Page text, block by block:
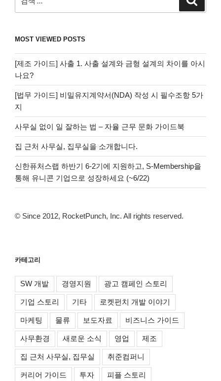
색:
MOST VIEWED POSTS
[제조 가이드] 사출 1. 사출 설계와 금형 설계의 차이를 아시
나요?
[법무 가이드] 비밀유지계약서(NDA) 작성 시 필수조항 5가
지
사무실 없이 일 잘하는 법 – 자율 근무 문화 가이드북
집 근처 사무실, 집무실을 소개합니다.
신한퓨처스랩 하반기 6-2기에 지원하고, S-Membership을
통해 유니콘 기업으로 성장하세요 (~6/22)
© Since 2012, RocketPunch, Inc. All rights reserved.
카테고리
SW 개발 경영지원 광고 캠페인 스토리
기업 스토리 기타 로켓펀치 개발 이야기
마케팅 물류 보도자료 비즈니스 가이드
사무환경 새로운 소식 영업 제조
집 근처 사무실, 집무실 취준컴퍼니
커리어 가이드 투자 피플 스토리